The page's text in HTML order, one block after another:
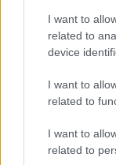
I want to
related to
device
I want to
related to
I want to
related to
Ανακοινώθηκε